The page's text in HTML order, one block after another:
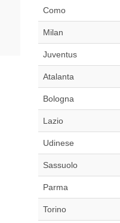
Como
Milan
Juventus
Atalanta
Bologna
Lazio
Udinese
Sassuolo
Parma
Torino